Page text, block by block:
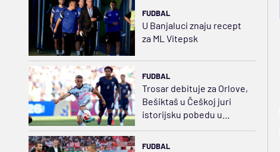
FUDBAL
U Banjaluci znaju recept
za ML Vitepsk
FUDBAL
Trosar debituje za Orlove,
Bešiktaš u Češkoj juri
istorijsku pobedu u
FUDBAL